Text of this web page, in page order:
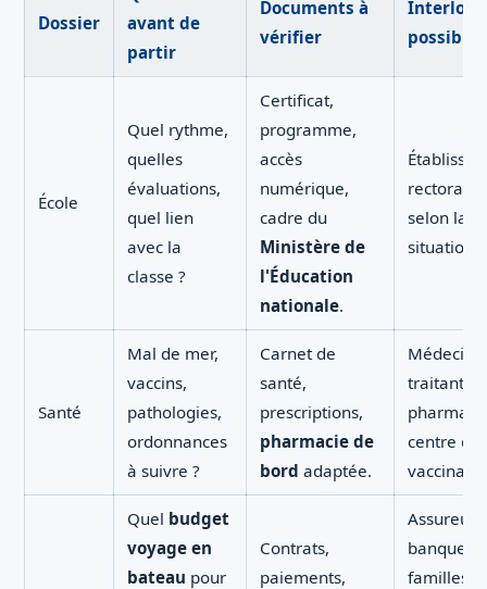
Dossier
avant de
partir
Documents à
vérifier
possibles
École
Quel rythme,
quelles
évaluations,
quel lien
avec la
classe ?
Certificat,
programme,
accès
numérique,
cadre du
Ministère de
l'Éducation
nationale.
rectorat,
selon la
situation.
Santé
Mal de mer,
vaccins,
pathologies,
ordonnances
à suivre ?
Carnet de
santé,
prescriptions,
pharmacie de
bord adaptée.
Médecin
traitant,
centre de
Quel budget
voyage en
bateau pour
Contrats,
paiements,
Assureur,
banque,
familles